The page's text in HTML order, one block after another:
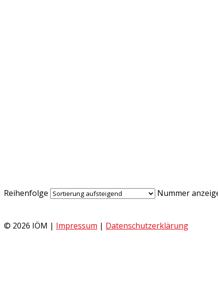
Reihenfolge Nummer
© 2026 IÖM | Impressum | Datenschutzerklärung